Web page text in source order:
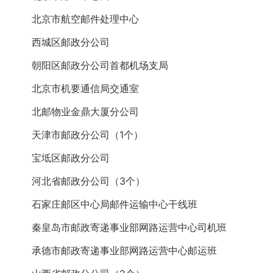
北京市航空邮件处理中心
西城区邮政分公司
朝阳区邮政分公司首都机场支局
北京市机要通信局交通室
北邮物业金鼎大厦分公司
天津市邮政分公司（1个）
宝坻区邮政分公司
河北省邮政分公司（3个）
石家庄邮区中心局邮件运输中心干线班
秦皇岛市邮政寄递事业部网路运营中心司机班
承德市邮政寄递事业部网路运营中心邮运班